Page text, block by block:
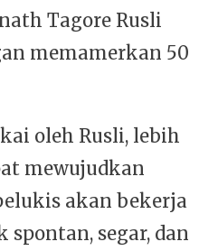
Tagore Rusli
memamerkan 50
oleh Rusli, lebih
mewujudkan
akan bekerja
segar, dan